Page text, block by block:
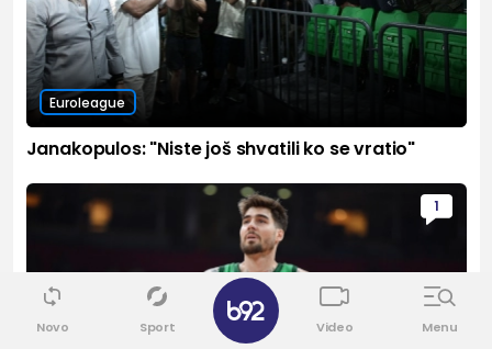
Euroleague
Janakopulos: "Niste još shvatili ko se vratio"
1
Novo Sport Video Menu
✕